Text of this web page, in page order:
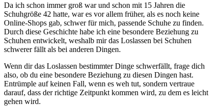
Da ich schon immer groß war und schon mit 15 Jahren die
Schuhgröße 42 hatte, war es vor allem früher, als es noch keine
Online-Shops gab, schwer für mich, passende Schuhe zu finden.
Durch diese Geschichte habe ich eine besondere Beziehung zu
Schuhen entwickelt, weshalb mir das Loslassen bei Schuhen
schwerer fällt als bei anderen Dingen.
Wenn dir das Loslassen bestimmter Dinge schwerfällt, frage dich
also, ob du eine besondere Beziehung zu diesen Dingen hast.
Entrümple auf keinen Fall, wenn es weh tut, sondern vertraue
darauf, dass der richtige Zeitpunkt kommen wird, zu dem es leicht
gehen wird.